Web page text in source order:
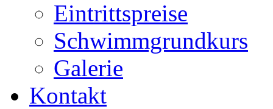
Eintrittspreise
Schwimmgrundkurs
Galerie
Kontakt